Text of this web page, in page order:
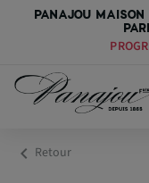
PANAJOU MAISON
chevron_left Retour